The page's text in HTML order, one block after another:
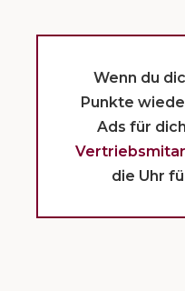
Wenn du
Punkte
Ads für
die Uhr